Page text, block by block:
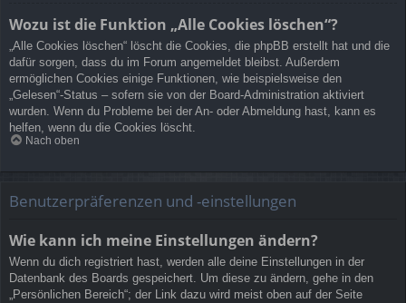
Wozu ist die Funktion „Alle Cookies löschen“?
„Alle Cookies löschen“ löscht die Cookies, die phpBB erstellt hat und die
dafür sorgen, dass du im Forum angemeldet bleibst. Außerdem
ermöglichen Cookies einige Funktionen, wie beispielsweise den
„Gelesen“-Status – sofern sie von der Board-Administration aktiviert
wurden. Wenn du Probleme bei der An- oder Abmeldung hast, kann es
helfen, wenn du die Cookies löscht.
Nach oben
Benutzerpräferenzen und -einstellungen
Wie kann ich meine Einstellungen ändern?
Wenn du dich registriert hast, werden alle deine Einstellungen in der
Datenbank des Boards gespeichert. Um diese zu ändern, gehe in den
„Persönlichen Bereich“; der Link dazu wird meist oben auf der Seite